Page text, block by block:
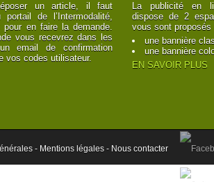
un article, il faut
de l’Intermodalité,
pour en faire la demande.
vous recevrez dans les
email de confirmation
vos codes utilisateur.
La publicité en
dispose de 2
vous sont proposés
une bannière
une bannière
EN SAVOIR PLUS
- Mentions légales - Nous contacter